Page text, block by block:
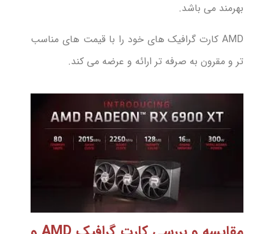
بهرمند می باشد.
AMD کارت گرافیک های خود را با قیمت های مناسب
تر و مقرون به صرفه تر ارائه و عرضه می کند.